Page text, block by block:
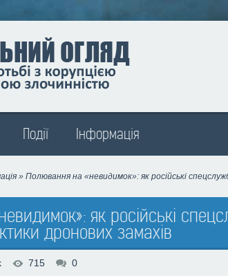
Події Інформація
» Полювання на «невидимок»: як російські
як російські
дронових замахів
715 0